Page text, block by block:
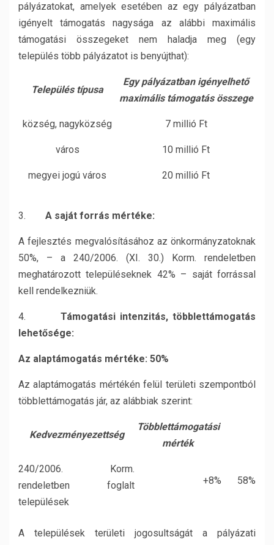
pályázatokat, amelyek esetében az egy pályázatban
igényelt támogatás nagysága az alábbi maximális
támogatási összegeket nem haladja meg (egy
település több pályázatot is benyújthat):
Település típusa
Egy pályázatban igényelhető
maximális támogatás összege
község, nagyközség 7 millió Ft
város 10 millió Ft
megyei jogú város 20 millió Ft
3. A saját forrás mértéke:
A fejlesztés megvalósításához az önkormányzatoknak
50%, – a 240/2006. (XI. 30.) Korm. rendeletben
meghatározott településeknek 42% – saját forrással
kell rendelkezniük.
4. Támogatási intenzitás, többlettámogatás
lehetősége:
Az alaptámogatás mértéke: 50%
Az alaptámogatás mértékén felül területi szempontból
többlettámogatás jár, az alábbiak szerint:
Kedvezményezettség
Többlettámogatási
mérték
240/2006. Korm.
rendeletben foglalt
települések
+8% 58%
A települések területi jogosultságát a pályázati